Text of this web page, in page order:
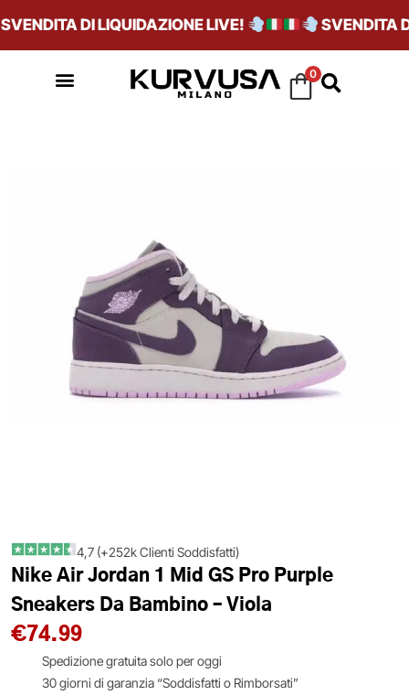
DI LIQUIDAZIONE LIVE! SVENDITA DI
0
4,7 (+252k Clienti Soddisfatti)
Nike Air Jordan 1 Mid GS Pro Purple
Sneakers Da Bambino – Viola
€74.99
Spedizione gratuita solo per oggi
30 giorni di garanzia “Soddisfatti o Rimborsati”